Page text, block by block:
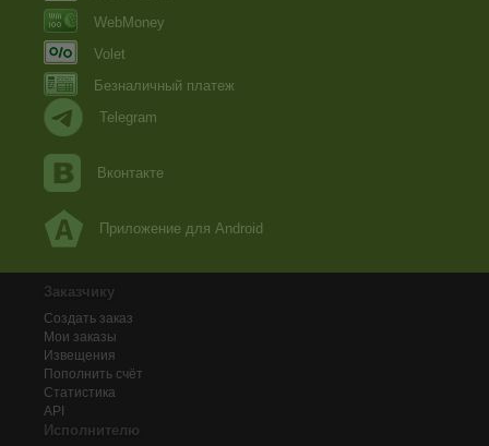
WebMoney
Volet
Безналичный платеж
Telegram
Вконтакте
Приложение для Android
Заказчику
Создать заказ
Мои заказы
Извещения
Пополнить счёт
Статистика
API
Исполнителю